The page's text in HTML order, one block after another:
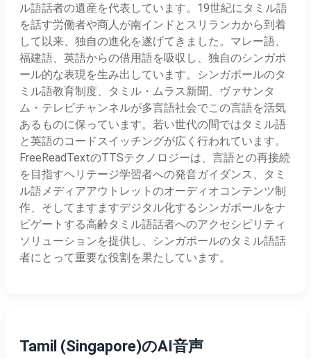
ル語話者の遺産を代表しています。19世紀にタミル語
を話す労働者や商人が南インドとスリランカから到着
して以来、独自の進化を遂げてきました。マレー語、
福建語、英語からの借用語を吸収し、独自のシンガポ
ール的な表現を生み出しています。シンガポールのタ
ミル語教育制度、タミル・ムラス新聞、ヴァサンタ
ム・テレビチャンネルが多言語社会でこの言語を活気
あるものに保っています。若い世代の間ではタミル語
と英語のコードスイッチングが広く行われています。
FreeReadTextのTTSテクノロジーは、言語との再接続
を目指すヘリテージ学習者への発音ガイダンス、タミ
ル語メディアアウトレットのオーディオコンテンツ制
作、そしてますますデジタル化するシンガポールをナ
ビゲートする高齢タミル語話者へのアクセシビリティ
ソリューションを提供し、シンガポールのタミル語話
者にとって重要な役割を果たしています。
Tamil (Singapore)のAI音声